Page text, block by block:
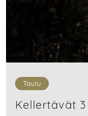
Taulu
Kellertävät 3